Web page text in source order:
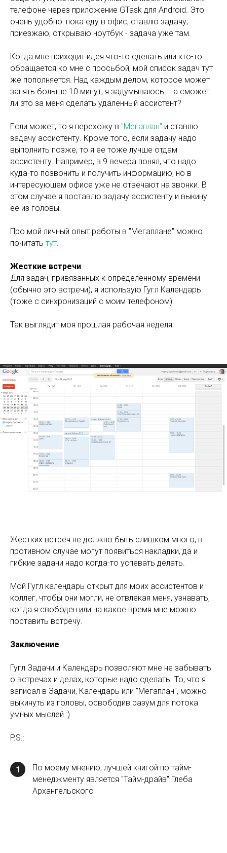
телефоне через приложение GTask для Android. Это
очень удобно: пока еду в офис, ставлю задачу,
приезжаю, открываю ноутбук - задача уже там.
Когда мне приходит идея что-то сделать или кто-то
обращается ко мне с просьбой, мой список задач тут
же пополняется. Над каждым делом, которое может
занять больше 10 минут, я задумываюсь – а сможет
ли это за меня сделать удаленный ассистент?
Если может, то я перехожу в "Мегаплан" и ставлю
задачу ассистенту. Кроме того, если задачу надо
выполнить позже, то я ее тоже лучше отдам
ассистенту. Например, в 9 вечера понял, что надо
куда-то позвонить и получить информацию, но в
интересующем офисе уже не отвечают на звонки. В
этом случае я поставлю задачу ассистенту и выкину
ее из головы.
Про мой личный опыт работы в "Мегаплане" можно
почитать тут.
Жесткие встречи
Для задач, привязанных к определенному времени
(обычно это встречи), я использую Гугл Календарь
(тоже с синхронизаций с моим телефоном).
Так выглядит моя прошлая рабочая неделя:
Жестких встреч не должно быть слишком много, в
противном случае могут появиться накладки, да и
гибкие задачи надо когда-то успевать делать.
Мой Гугл календарь открыт для моих ассистентов и
коллег, чтобы они могли, не отвлекая меня, узнавать,
когда я свободен или на какое время мне можно
поставить встречу.
Заключение
Гугл Задачи и Календарь позволяют мне не забывать
о встречах и делах, которые надо сделать. То, что я
записал в Задачи, Календарь или "Мегаплан", можно
выкинуть из головы, освободив разум для потока
умных мыслей :)
P.S.:
1
По моему мнению, лучшей книгой по тайм-
менеджменту является "Тайм-драйв" Глеба
Архангельского